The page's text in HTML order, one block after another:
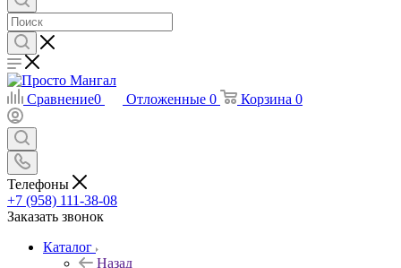
Сравнение0 Отложенные 0 Корзина 0
Телефоны
+7 (958) 111-38-08
Заказать звонок
Каталог
Назад